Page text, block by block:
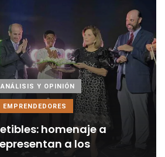
ANÁLISIS Y OPINIÓN
EMPRENDEDORES
homenaje a
a los